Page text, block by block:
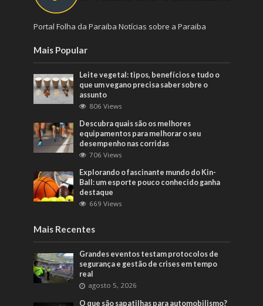
Portal Folha da Paraiba Notícias sobre a Paraiba
Mais Popular
Leite vegetal: tipos, benefícios e tudo o
que um vegano precisa saber sobre o
assunto
806 Views
Descubra quais são os melhores
equipamentos para melhorar o seu
desempenho nas corridas
706 Views
Explorando o fascinante mundo do Kin-
Ball: um esporte pouco conhecido ganha
destaque
669 Views
Mais Recentes
Grandes eventos testam protocolos de
segurança e gestão de crises em tempo
real
agosto 5, 2026
O que são sapatilhas para automobilismo?